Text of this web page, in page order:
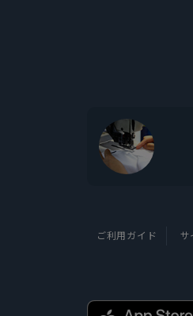
ご利用ガイド サ